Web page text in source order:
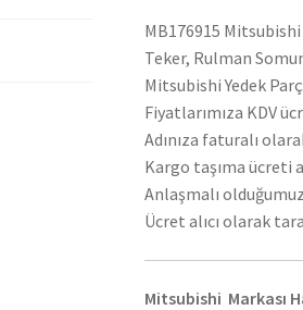
MB176915
Teker, Rulman
Mitsubishi Yedek
Fiyatlarımıza KDV
Adınıza faturalı
Kargo taşıma ücreti
Anlaşmalı
Ücret alıcı olarak
Mitsubishi Markası